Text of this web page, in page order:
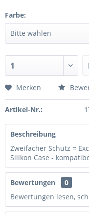
Farbe:
Merken
Artikel-Nr.:
Beschreibung
Zweifacher Schutz =
Silikon Case -
Bewertungen
0
Bewertungen lesen,